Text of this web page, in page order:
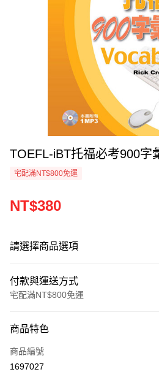
TOEFL-iBT托福必考900字
宅配滿NT$800免運
NT$380
請選擇商品選項
付款與運送方式
宅配滿NT$800免運
信用卡一次付款
LINE Pay
商品特色
商品編號
1697027